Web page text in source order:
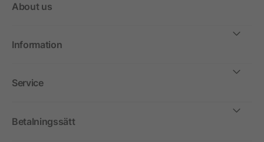
About us
Information
Service
Betalningssätt